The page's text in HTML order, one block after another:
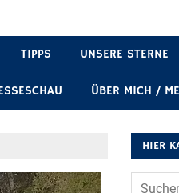
TIPPS UNSERE STERNE
ÜBER MICH /
HIER